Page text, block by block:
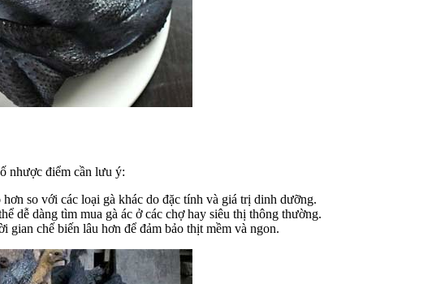
nhược điểm cần lưu ý:
so với các loại gà khác do đặc tính và giá trị dinh dưỡng.
dễ dàng tìm mua gà ác ở các chợ hay siêu thị thông thường.
gian chế biến lâu hơn để đảm bảo thịt mềm và ngon.